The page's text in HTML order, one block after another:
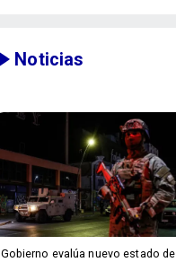
Noticias
Gobierno evalúa nuevo estado de